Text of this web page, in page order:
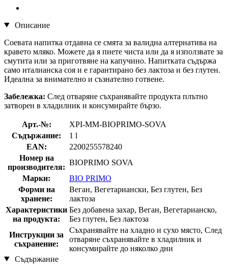
Описание
Соевата напитка отдавна се смята за валидна алтернатива на
кравето мляко. Можете да я пиете чиста или да я използвате за
смутита или за приготвяне на капучино. Напитката съдържа
само италианска соя и е гарантирано без лактоза и без глутен.
Идеална за внимателно и съзнателно готвене.
Забележка: След отваряне съхранявайте продукта плътно
затворен в хладилник и консумирайте бързо.
Арт.-№:
XPI-MM-BIOPRIMO-SOVA
Съдържание:
1 l
EAN:
2200255578240
Номер на
производителя:
BIOPRIMO SOVA
Марки:
BIO PRIMO
Форми на
хранене:
Веган, Вегетариански, Без глутен, Без
лактоза
Характеристики
на продукта:
Без добавена захар, Веган, Вегетарианско,
Без глутен, Без лактоза
Инструкции за
съхранение:
Съхранявайте на хладно и сухо място, След
отваряне съхранявайте в хладилник и
консумирайте до няколко дни
Съдържание